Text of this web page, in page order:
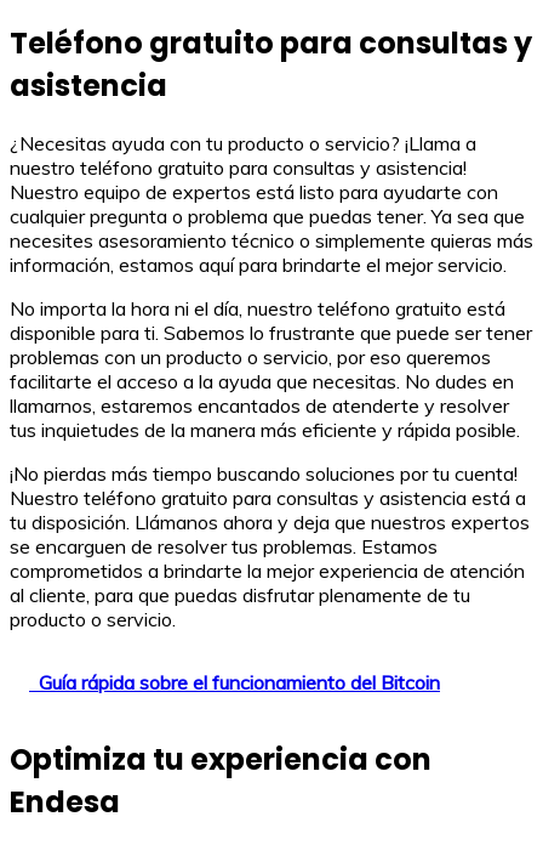
Teléfono gratuito para consultas y
asistencia
¿Necesitas ayuda con tu producto o servicio? ¡Llama a
nuestro teléfono gratuito para consultas y asistencia!
Nuestro equipo de expertos está listo para ayudarte con
cualquier pregunta o problema que puedas tener. Ya sea que
necesites asesoramiento técnico o simplemente quieras más
información, estamos aquí para brindarte el mejor servicio.
No importa la hora ni el día, nuestro teléfono gratuito está
disponible para ti. Sabemos lo frustrante que puede ser tener
problemas con un producto o servicio, por eso queremos
facilitarte el acceso a la ayuda que necesitas. No dudes en
llamarnos, estaremos encantados de atenderte y resolver
tus inquietudes de la manera más eficiente y rápida posible.
¡No pierdas más tiempo buscando soluciones por tu cuenta!
Nuestro teléfono gratuito para consultas y asistencia está a
tu disposición. Llámanos ahora y deja que nuestros expertos
se encarguen de resolver tus problemas. Estamos
comprometidos a brindarte la mejor experiencia de atención
al cliente, para que puedas disfrutar plenamente de tu
producto o servicio.
Guía rápida sobre el funcionamiento del Bitcoin
Optimiza tu experiencia con
Endesa